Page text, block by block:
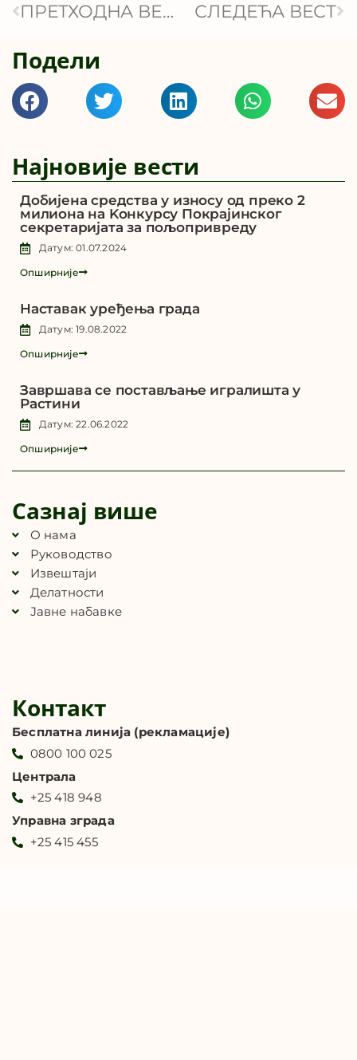
ПРЕТХОДНА ВЕСТ СЛЕДЕЋА ВЕСТ
Подели
Најновије вести
Добијена средства у износу од преко 2
милиона на Kонкурсу Покрајинског
секретаријата за пољопривреду
Датум: 01.07.2024
Опширније
Наставак уређења града
Датум: 19.08.2022
Опширније
Завршава се постављање игралишта у
Растини
Датум: 22.06.2022
Опширније
Сазнај више
О нама
Руководство
Извештаји
Делатности
Јавне набавке
Контакт
Бесплатна линија (рекламације)
0800 100 025
Централа
+25 418 948
Управна зграда
+25 415 455